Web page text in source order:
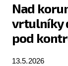
Nad
vrtulníky
pod
13.5.2026